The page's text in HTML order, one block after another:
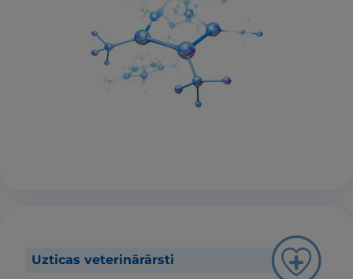
Uzticas veterinārārsti